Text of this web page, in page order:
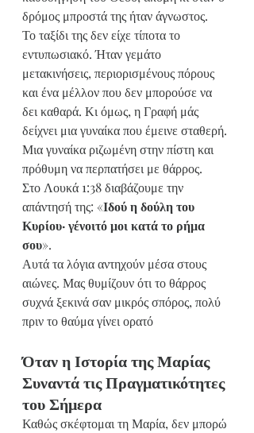
δρόμος μπροστά της ήταν άγνωστος.
Το ταξίδι της δεν είχε τίποτα το
εντυπωσιακό. Ήταν γεμάτο
μετακινήσεις, περιορισμένους πόρους
και ένα μέλλον που δεν μπορούσε να
δει καθαρά. Κι όμως, η Γραφή μάς
δείχνει μια γυναίκα που έμεινε σταθερή.
Μια γυναίκα ριζωμένη στην πίστη και
πρόθυμη να περπατήσει με θάρρος.
Στο Λουκά 1:38 διαβάζουμε την
απάντησή της: «Ιδού η δούλη του
Κυρίου· γένοιτό μοι κατά το ρήμα
σου».
Αυτά τα λόγια αντηχούν μέσα στους
αιώνες. Μας θυμίζουν ότι το θάρρος
συχνά ξεκινά σαν μικρός σπόρος, πολύ
πριν το θαύμα γίνει ορατό
Όταν η Ιστορία της Μαρίας
Συναντά τις Πραγματικότητες
του Σήμερα
Καθώς σκέφτομαι τη Μαρία, δεν μπορώ